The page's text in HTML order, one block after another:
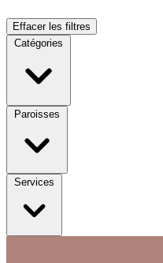
Effacer les filtres
Catégories
Paroisses
Services